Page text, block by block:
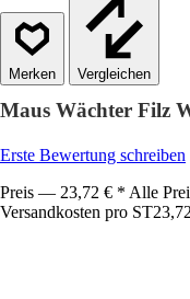
Vergleichen
Maus Wächter Filz
Erste Bewertung schreiben
Preis — 23,72 € * Alle
Versandkosten pro ST